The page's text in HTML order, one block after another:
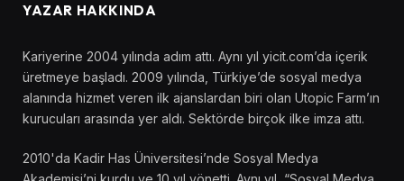
YAZAR HAKKINDA
Kariyerine 2004 yılında adım attı. Aynı yıl yicit.com’da içerik
üretmeye başladı. 2009 yılında, Türkiye’de sosyal medya
alanında hizmet veren ilk ajanslardan biri olan Utopic Farm’ın
kurucuları arasında yer aldı. Sektörde birçok ilke imza attı.
2010'da Kadir Has Üniversitesi’nde Sosyal Medya